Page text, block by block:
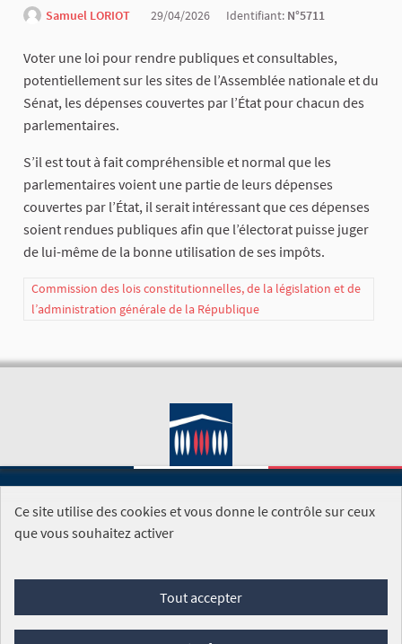
Samuel LORIOT 29/04/2026 Identifiant: N°5711
Voter une loi pour rendre publiques et consultables,
potentiellement sur les sites de l’Assemblée nationale et du
Sénat, les dépenses couvertes par l’État pour chacun des
parlementaires.
S’il est tout à fait compréhensible et normal que les
parlementaires voient une partie de leurs dépenses
couvertes par l’État, il serait intéressant que ces dépenses
soient rendues publiques afin que l’électorat puisse juger
de lui-même de la bonne utilisation de ses impôts.
Commission des lois constitutionnelles, de la législation et de
l’administration générale de la République
SITE DE L'ASSEMBLÉE NATIONALE
Foire aux questions
Conditions générales d'utilisation (CGU)
Mentions légales
Cookies
Ce site utilise des cookies et vous donne le contrôle sur ceux
que vous souhaitez activer
Tout accepter